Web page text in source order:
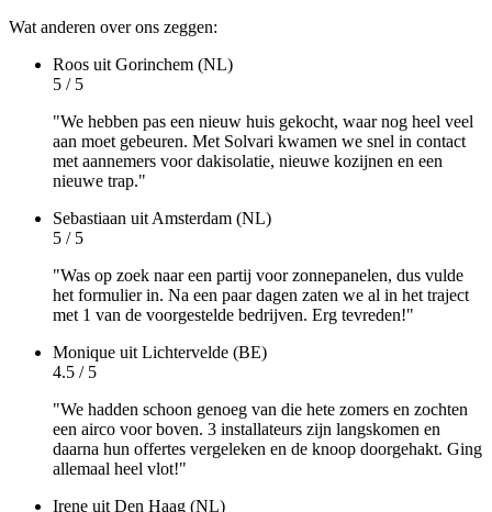
Wat anderen over ons zeggen:
Roos uit Gorinchem (NL)
5 / 5
"We hebben pas een nieuw huis gekocht, waar nog heel veel
aan moet gebeuren. Met Solvari kwamen we snel in contact
met aannemers voor dakisolatie, nieuwe kozijnen en een
nieuwe trap."
Sebastiaan uit Amsterdam (NL)
5 / 5
"Was op zoek naar een partij voor zonnepanelen, dus vulde
het formulier in. Na een paar dagen zaten we al in het traject
met 1 van de voorgestelde bedrijven. Erg tevreden!"
Monique uit Lichtervelde (BE)
4.5 / 5
"We hadden schoon genoeg van die hete zomers en zochten
een airco voor boven. 3 installateurs zijn langskomen en
daarna hun offertes vergeleken en de knoop doorgehakt. Ging
allemaal heel vlot!"
Irene uit Den Haag (NL)